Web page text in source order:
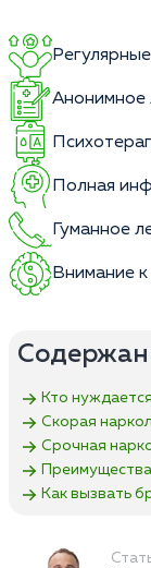
Анонимное
Полная
Гуманное
Внимание к
Кто
Скорая
Срочная
Как вызвать